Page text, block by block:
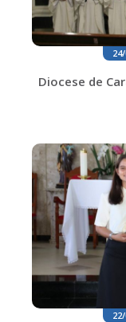
Diocese de